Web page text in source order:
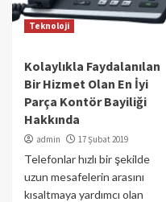
Teknoloji
Kolaylıkla Faydalanılan
Bir Hizmet Olan En İyi
Parça Kontör Bayiliği
Hakkında
admin 17 Şubat 2019
Telefonlar hızlı bir şekilde
uzun mesafelerin arasını
kısaltmaya yardımcı olan